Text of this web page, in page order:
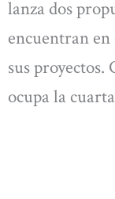
lanza dos
encuentran en
sus
ocupa la